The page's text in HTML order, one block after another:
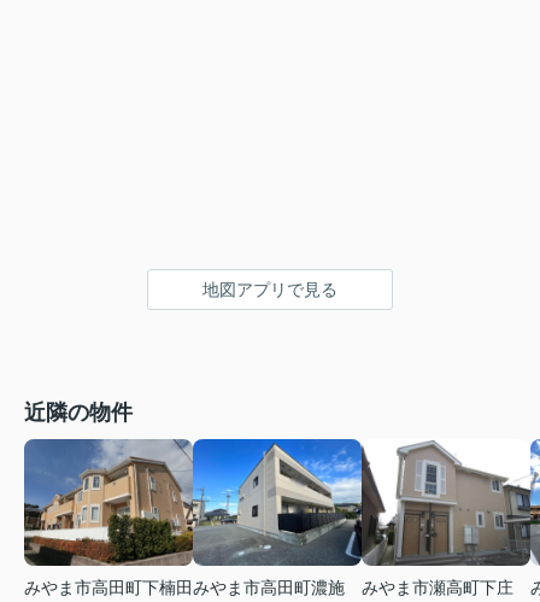
地図アプリで見る
近隣の物件
みやま市高田町下楠田みやま市高田町濃施
みやま市瀬高町下庄